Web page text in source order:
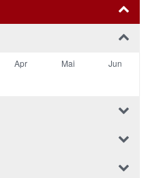
Apr Mai
Jun